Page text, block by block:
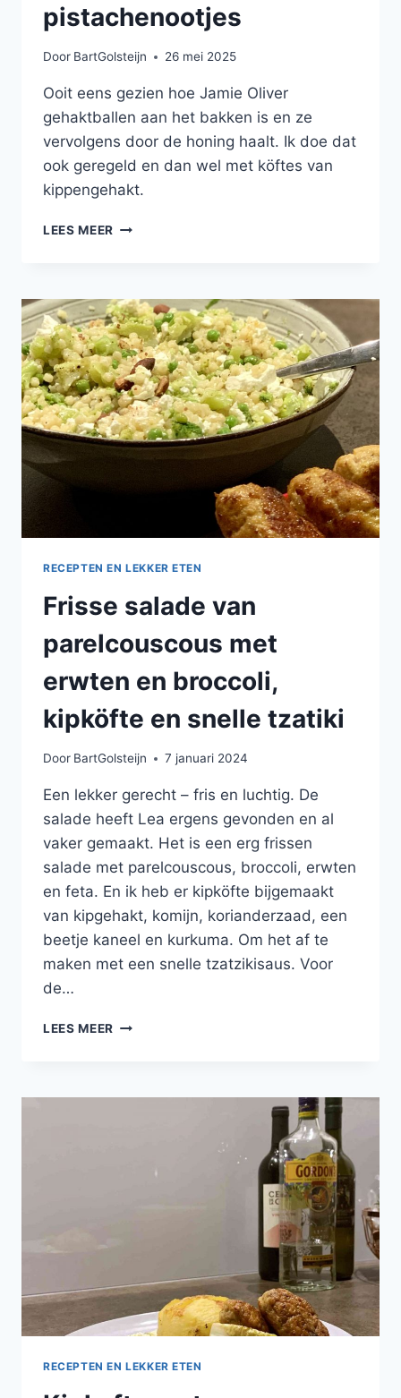
pistachenootjes
Door BartGolsteijn 26 mei 2025
Ooit eens gezien hoe Jamie Oliver
gehaktballen aan het bakken is en ze
vervolgens door de honing haalt. Ik doe dat
ook geregeld en dan wel met köftes van
kippengehakt.
LEES MEER KIPKÖFTE
PISTACHENOOTJES
RECEPTEN EN LEKKER ETEN
Frisse salade van
parelcouscous met
erwten en broccoli,
kipköfte en snelle tzatiki
Door BartGolsteijn 7 januari 2024
Een lekker gerecht – fris en luchtig. De
salade heeft Lea ergens gevonden en al
vaker gemaakt. Het is een erg frissen
salade met parelcouscous, broccoli, erwten
en feta. En ik heb er kipköfte bijgemaakt
van kipgehakt, komijn, korianderzaad, een
beetje kaneel en kurkuma. Om het af te
maken met een snelle tzatzikisaus. Voor
de…
LEES MEER FRISSE
MET
KIPKÖFTE
RECEPTEN EN LEKKER ETEN